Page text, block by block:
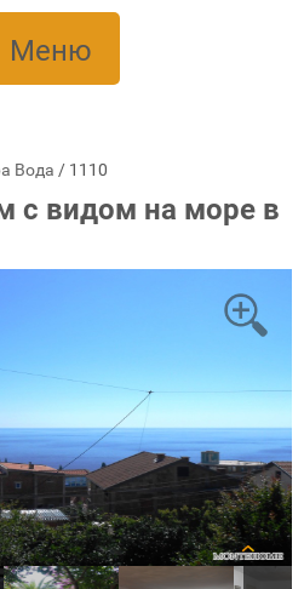
Меню
Вода / 1110
с видом на море в